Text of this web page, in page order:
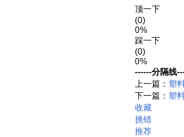
顶一下
(0)
0%
踩一下
(0)
0%
------分隔线
上一篇： 塑
下一篇： 塑
收藏
挑错
推荐